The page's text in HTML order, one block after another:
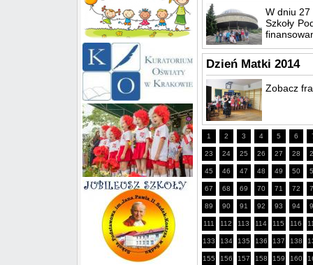
W dniu 27
Szkoły
Dzień Matki 2014
Zobacz
1 2 3 4 5 6
23 24 25 26 27 28
45 46 47 48 49 50
67 68 69 70 71 72
89 90 91 92 93 94
111 112 113 114 115 116
133 134 135 136 137 138
155 156 157 158 159 160